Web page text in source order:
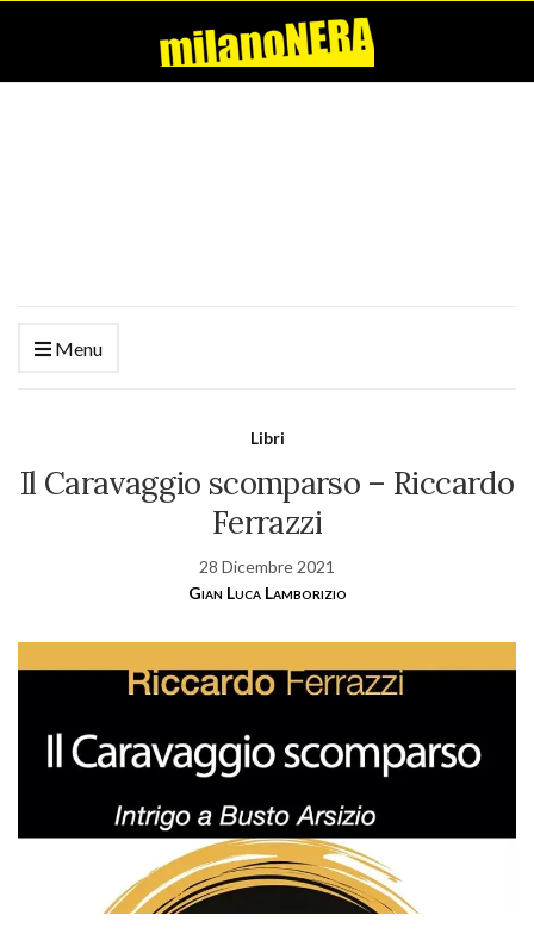
Menu
Libri
Il Caravaggio scomparso – Riccardo
Ferrazzi
28 Dicembre 2021
Gian Luca Lamborizio